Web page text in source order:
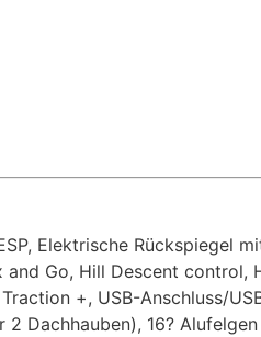
Elektrische Rückspiegel
Go, Hill Descent control,
+, USB-Anschluss/
Dachhauben), 16?